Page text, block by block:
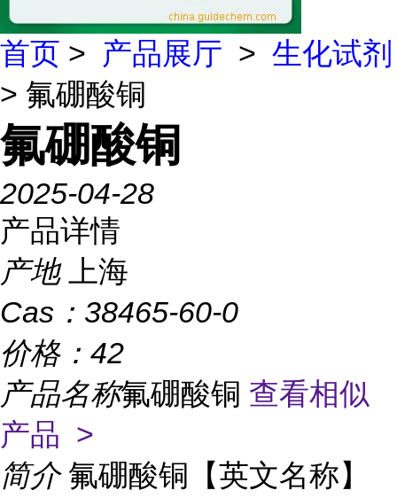
首页 > 产品展厅 > 生化试剂
> 氟硼酸铜
氟硼酸铜
2025-04-28
产品详情
产地
上海
Cas： 38465-60-0
价格： 42
产品名称氟硼酸铜 查看相似
产品 >
简介 氟硼酸铜【英文名称】